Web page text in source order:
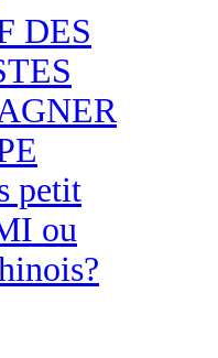
DES
petit
ou